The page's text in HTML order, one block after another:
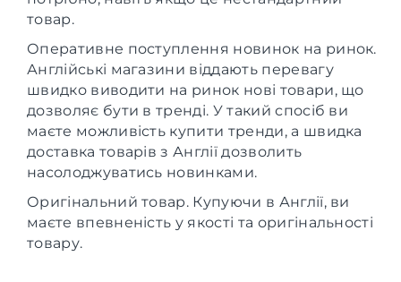
товар.
Оперативне поступлення новинок на ринок.
Англійські магазини віддають перевагу
швидко виводити на ринок нові товари, що
дозволяє бути в тренді. У такий спосіб ви
маєте можливість купити тренди, а швидка
доставка товарів з Англії дозволить
насолоджуватись новинками.
Оригінальний товар. Купуючи в Англії, ви
маєте впевненість у якості та оригінальності
товару.